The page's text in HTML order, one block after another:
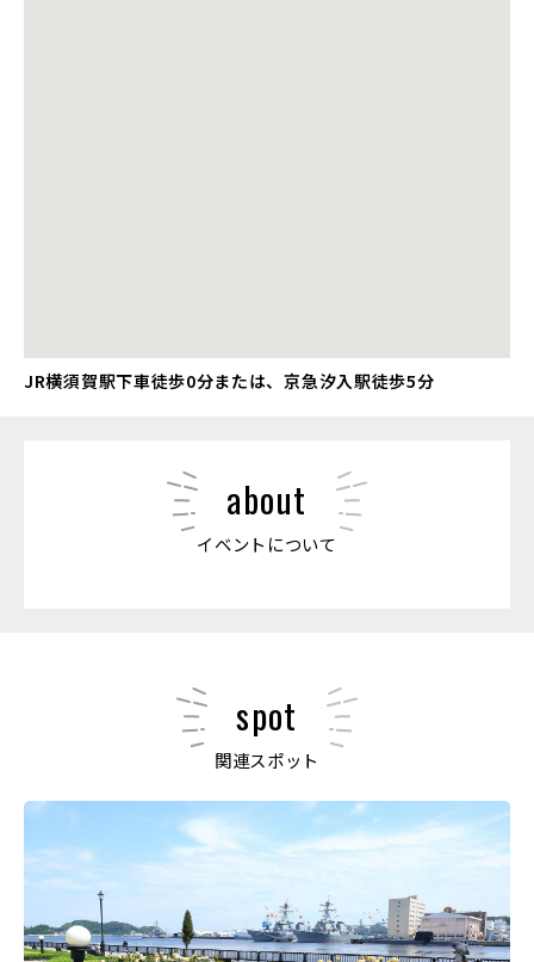
JR横須賀駅下車徒歩0分または、京急汐入駅徒歩5分
about
イベントについて
spot
関連スポット